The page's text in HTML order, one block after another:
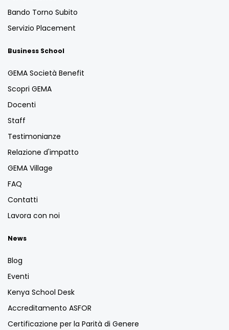
Bando Torno Subito
Servizio Placement
Business School
GEMA Società Benefit
Scopri GEMA
Docenti
Staff
Testimonianze
Relazione d'impatto
GEMA Village
FAQ
Contatti
Lavora con noi
News
Blog
Eventi
Kenya School Desk
Accreditamento ASFOR
Certificazione per la Parità di Genere